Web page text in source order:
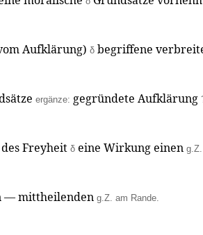
Aufklärung) δ begriffene
ergänze: gegründete Aufklärung
des Freyheit δ eine Wirkung einen g.Z.
— mittheilenden g.Z. am Rande.